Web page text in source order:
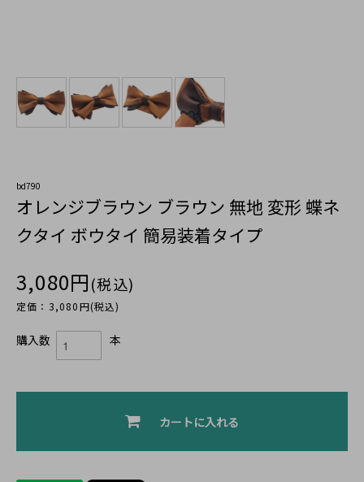
bd790
オレンジブラウン ブラウン 無地 変形 蝶ネ
クタイ ボウタイ 簡易装着タイプ
3,080円(税込)
定価：3,080円(税込)
購入数 本
カートに入れる